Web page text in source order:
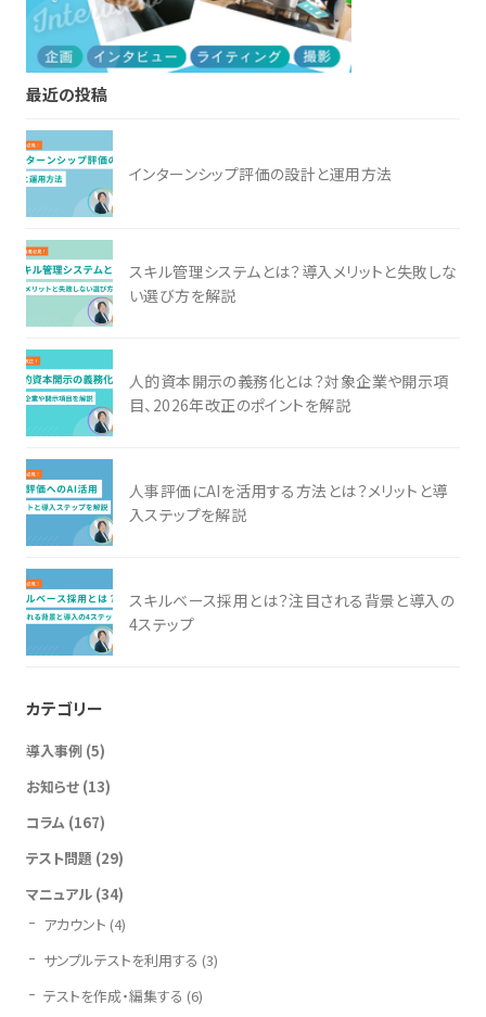
最近の投稿
インターンシップ評価の設計と運用方法
スキル管理システムとは？導入メリットと失敗しな
い選び方を解説
人的資本開示の義務化とは？対象企業や開示項
目、2026年改正のポイントを解説
人事評価にAIを活用する方法とは？メリットと導
入ステップを解説
スキルベース採用とは？注目される背景と導入の
4ステップ
カテゴリー
導入事例(5)
お知らせ(13)
コラム(167)
テスト問題 (29)
マニュアル(34)
アカウント (4)
サンプルテストを利用する (3)
テストを作成・編集する (6)